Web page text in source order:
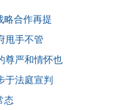
略合作再提
甩手不管
尊严和情怀也
于法庭宣判
态